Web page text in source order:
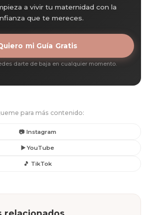
a vivir tu maternidad con la
que te mereces.
mi Guía Gratis
darte de baja en cualquier momento.
para más contenido:
📷 Instagram
▶️ YouTube
🎵 TikTok